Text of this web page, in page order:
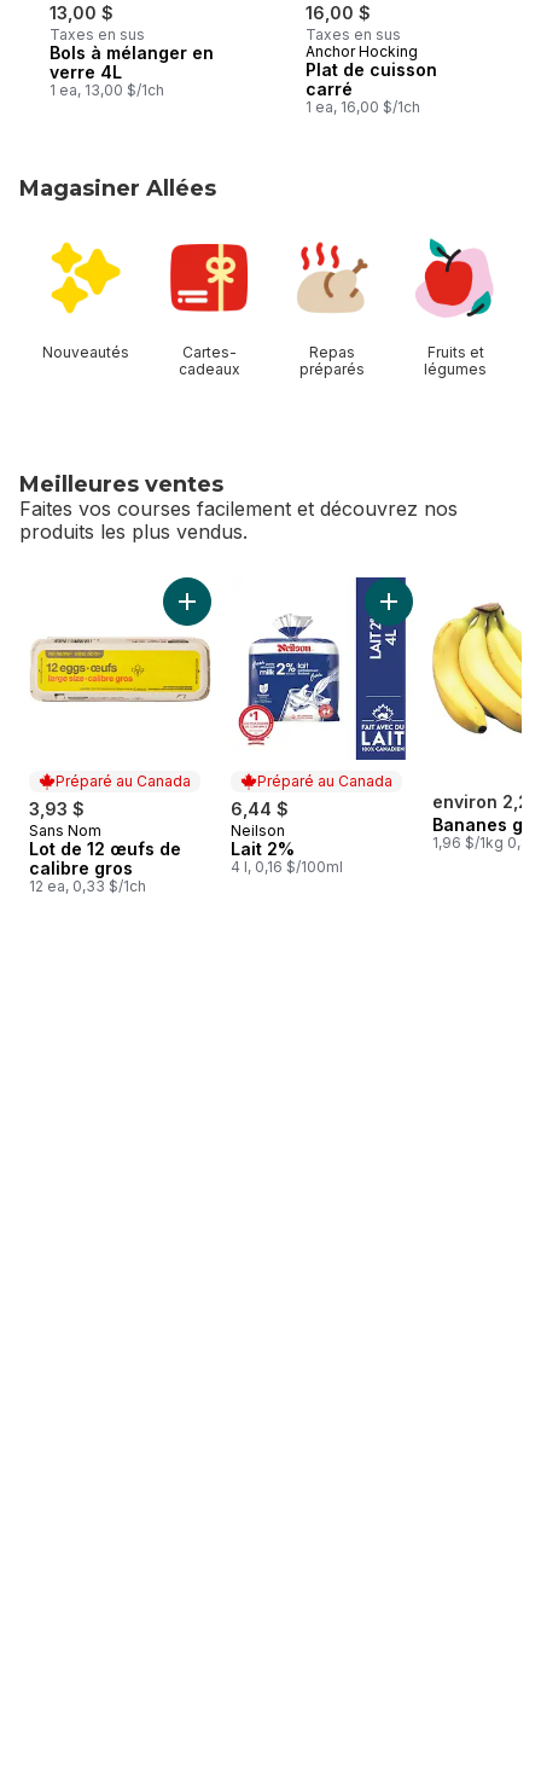
13,00 $
Taxes en sus
Bols à mélanger en
verre 4L
1 ea, 13,00 $/1ch
16,00 $
Taxes en sus
Anchor Hocking
Plat de cuisson
carré
1 ea, 16,00 $/1ch
Magasiner Allées
Nouveautés
Cartes-
cadeaux
Repas
préparés
Fruits et
légumes
Meilleures ventes
Faites vos courses facilement et découvrez nos
produits les plus vendus.
sauter Meilleures ventes
Préparé au Canada
3,93 $
Préparé au Canada
Sans Nom
Lot de 12 œufs de
calibre gros
12 ea, 0,33 $/1ch
Ajouter Lot de 12 œufs de calibre gros au
Préparé au Canada
6,44 $
Préparé au Canada
Neilson
Lait 2%
4 l, 0,16 $/100ml
Ajouter Lait 2% au
environ
Bananes
1,96 $/1kg